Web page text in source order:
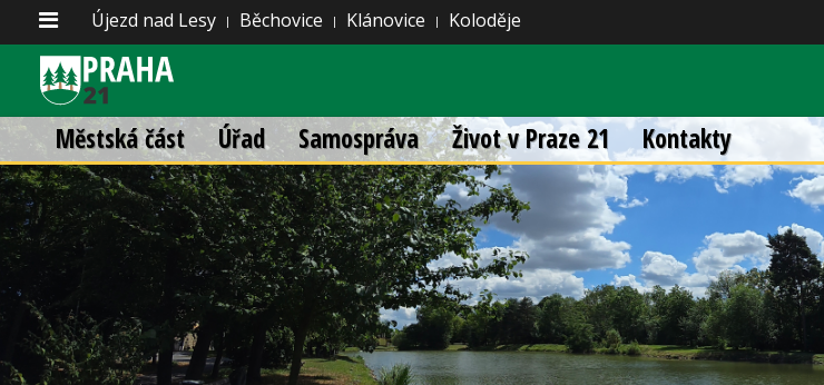
Újezd nad Lesy Běchovice Klánovice Koloděje
Městská část Úřad Samospráva Život v Praze 21 Kontakty